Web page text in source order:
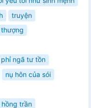
truyện
phỉ ngã tư tồn
nụ hôn của sói
trần